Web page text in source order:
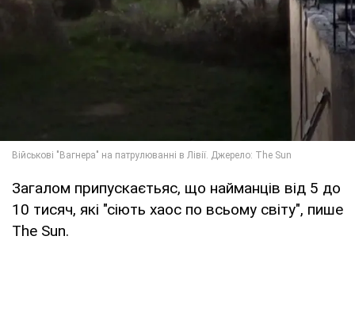
Загалом припускаєтьяс, що найманців від 5 до
10 тисяч, які "сіють хаос по всьому світу", пише
The Sun.